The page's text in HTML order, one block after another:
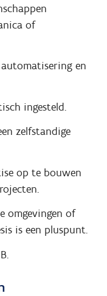
of
en
ingesteld.
zelfstandige
op te bouwen
omgevingen of
is een pluspunt.